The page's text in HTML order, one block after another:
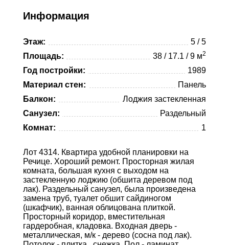
Telegram
Информация
Этаж:
5 / 5
Площадь:
38 / 17.1 / 9 м2
Год постройки:
1989
Материал стен:
Панель
Балкон:
Лоджия застекленная
Санузел:
Раздельный
Комнат:
1
Лот 4314. Квартира удобной планировки на
Речице. Хороший ремонт. Просторная жилая
комната, большая кухня с выходом на
застекленную лоджию (обшита деревом под
лак). Раздельный санузел, была произведена
замена труб, туалет обшит сайдиногом
(шкафчик), ванная облицована плиткой.
Просторный коридор, вместительная
гардеробная, кладовка. Входная дверь -
металлическая, м/к - дерево (сосна под лак).